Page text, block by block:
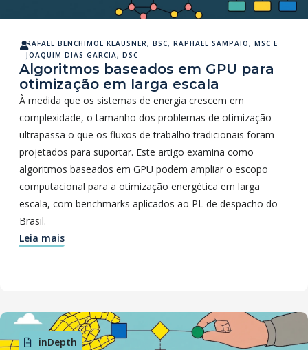
RAFAEL BENCHIMOL KLAUSNER, BSC,RAPHAEL SAMPAIO, MSC E
JOAQUIM DIAS GARCIA, DSC
Algoritmos baseados em GPU para
otimização em larga escala
À medida que os sistemas de energia crescem em
complexidade, o tamanho dos problemas de otimização
ultrapassa o que os fluxos de trabalho tradicionais foram
projetados para suportar. Este artigo examina como
algoritmos baseados em GPU podem ampliar o escopo
computacional para a otimização energética em larga
escala, com benchmarks aplicados ao PL de despacho do
Brasil.
Leia mais
inDepth